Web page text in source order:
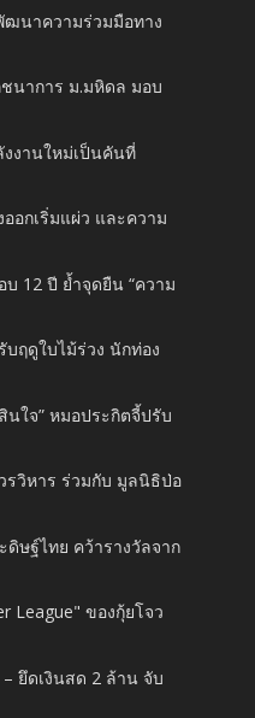
ฒนาความร่วมมือทาง
นาการ ม.มหิดล มอบ
งานใหม่เป็นคันที่
อกเริ่มแผ่ว และความ
บ 12 ปี ย้ำจุดยืน “ความ
บฤดูใบไม้ร่วง นักท่อง
ใจ” หมอประกิตจี้ปรับ
รวิหาร ร่วมกับ มูลนิธิป่อ
ษฐ์ไทย คว้ารางวัลจาก
League" ของกุ้ยโจว
ยึดเงินสด 2 ล้าน จับ